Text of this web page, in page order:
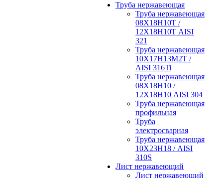
Труба нержавеющая
Труба нержавеющая
08Х18Н10Т /
12Х18Н10Т AISI
321
Труба нержавеющая
10Х17Н13М2Т /
AISI 316Ti
Труба нержавеющая
08Х18Н10 /
12Х18Н10 AISI 304
Труба нержавеющая
профильная
Труба
электросварная
Труба нержавеющая
10Х23Н18 / AISI
310S
Лист нержавеющий
Лист нержавеющий